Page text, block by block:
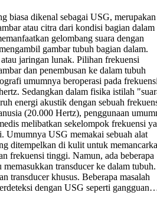
biasa dikenal sebagai USG, merupakan
atau citra dari kondisi bagian dalam
gelombang suara dengan
gambar tubuh bagian dalam.
jaringan lunak. Pilihan frekuensi
dan penembusan ke dalam tubuh
umumnya beroperasi pada
Sedangkan dalam fisika istilah
energi akustik dengan sebuah
(20.000 Hertz), penggunaan
melibatkan sekelompok frekuensi
Umumnya USG memakai sebuah alat
ditempelkan di kulit untuk
frekuensi tinggi. Namun, ada beberapa
transducer ke dalam tubuh.
transducer khusus. Beberapa masalah
dengan USG seperti